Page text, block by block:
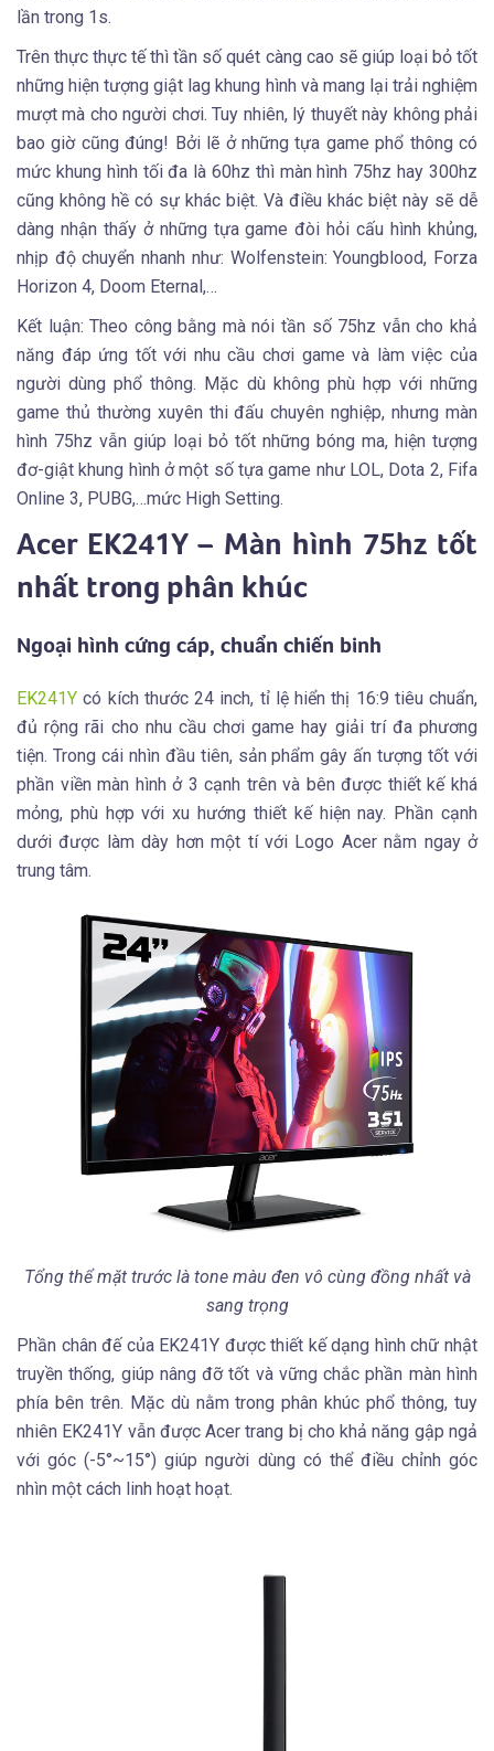
lần trong 1s.
Trên thực thực tế thì tần số quét càng cao sẽ giúp loại bỏ tốt
những hiện tượng giật lag khung hình và mang lại trải nghiệm
mượt mà cho người chơi. Tuy nhiên, lý thuyết này không phải
bao giờ cũng đúng! Bởi lẽ ở những tựa game phổ thông có
mức khung hình tối đa là 60hz thì màn hình 75hz hay 300hz
cũng không hề có sự khác biệt. Và điều khác biệt này sẽ dễ
dàng nhận thấy ở những tựa game đòi hỏi cấu hình khủng,
nhịp độ chuyển nhanh như: Wolfenstein: Youngblood, Forza
Horizon 4, Doom Eternal,…
Kết luận: Theo công bằng mà nói tần số 75hz vẫn cho khả
năng đáp ứng tốt với nhu cầu chơi game và làm việc của
người dùng phổ thông. Mặc dù không phù hợp với những
game thủ thường xuyên thi đấu chuyên nghiệp, nhưng màn
hình 75hz vẫn giúp loại bỏ tốt những bóng ma, hiện tượng
đơ-giật khung hình ở một số tựa game như LOL, Dota 2, Fifa
Online 3, PUBG,…mức High Setting.
Acer EK241Y – Màn hình 75hz tốt
nhất trong phân khúc
Ngoại hình cứng cáp, chuẩn chiến binh
EK241Y có kích thước 24 inch, tỉ lệ hiển thị 16:9 tiêu chuẩn,
đủ rộng rãi cho nhu cầu chơi game hay giải trí đa phương
tiện. Trong cái nhìn đầu tiên, sản phẩm gây ấn tượng tốt với
phần viền màn hình ở 3 cạnh trên và bên được thiết kế khá
mỏng, phù hợp với xu hướng thiết kế hiện nay. Phần cạnh
dưới được làm dày hơn một tí với Logo Acer nằm ngay ở
trung tâm.
Tổng thể mặt trước là tone màu đen vô cùng đồng nhất và
sang trọng
Phần chân đế của EK241Y được thiết kế dạng hình chữ nhật
truyền thống, giúp nâng đỡ tốt và vững chắc phần màn hình
phía bên trên. Mặc dù nằm trong phân khúc phổ thông, tuy
nhiên EK241Y vẫn được Acer trang bị cho khả năng gập ngả
với góc (-5°~15°) giúp người dùng có thể điều chỉnh góc
nhìn một cách linh hoạt hoạt.